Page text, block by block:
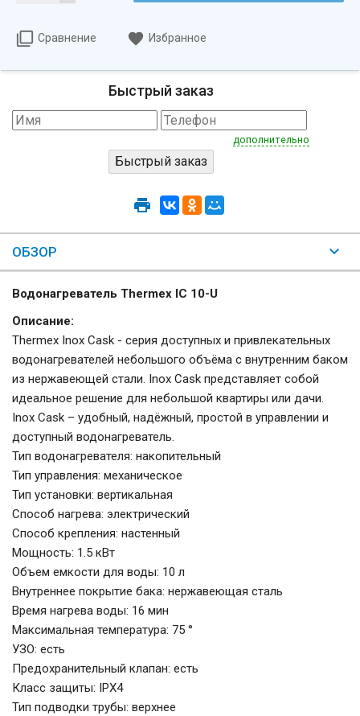
Сравнение Избранное
Быстрый заказ
дополнительно
ОБЗОР
Водонагреватель Thermex IC 10-U
Описание:
Thermex Inox Cask - серия доступных и привлекательных
водонагревателей небольшого объёма с внутренним баком
из нержавеющей стали. Inox Cask представляет собой
идеальное решение для небольшой квартиры или дачи.
Inox Cask – удобный, надёжный, простой в управлении и
доступный водонагреватель.
Тип водонагревателя: накопительный
Тип управления: механическое
Тип установки: вертикальная
Способ нагрева: электрический
Способ крепления: настенный
Мощность: 1.5 кВт
Объем емкости для воды: 10 л
Внутреннее покрытие бака: нержавеющая сталь
Время нагрева воды: 16 мин
Максимальная температура: 75 °
УЗО: есть
Предохранительный клапан: есть
Класс защиты: IPX4
Тип подводки трубы: верхнее